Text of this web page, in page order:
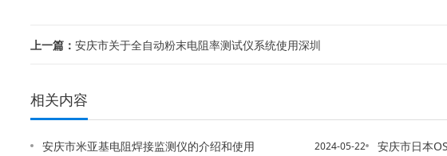
上一篇： 安庆市关于全自动粉末电阻率测试仪系统使用深圳
相关内容
安庆市米亚基电阻焊接监测仪的介绍和使用 2024-05-22
安庆市日本